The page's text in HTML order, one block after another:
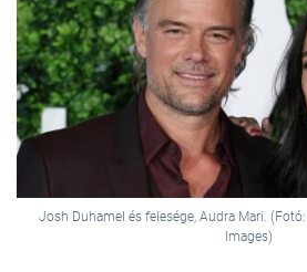
Josh Duhamel és felesége, Audra Mari.
Images)